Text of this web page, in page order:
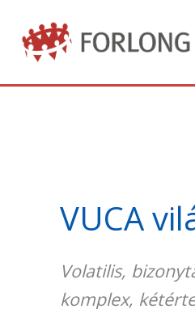
content
VUCA
Volatilis,
komplex,